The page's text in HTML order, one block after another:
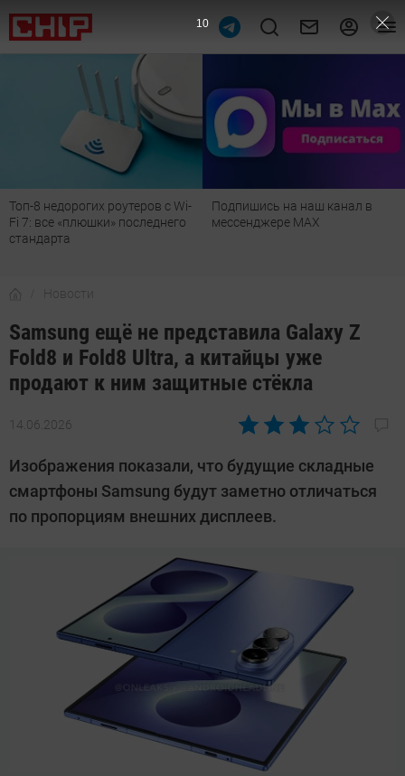
Топ-8 недорогих роутеров с Wi-
Fi 7: все «плюшки» последнего
стандарта
Подпишись на наш канал в
мессенджере МАХ
Новости
Samsung ещё не представила Galaxy Z
Fold8 и Fold8 Ultra, а китайцы уже
продают к ним защитные стёкла
14.06.2026
Автор:
Довлатова
Изображения показали, что будущие складные
смартфоны Samsung будут заметно отличаться
по пропорциям внешних дисплеев.
9